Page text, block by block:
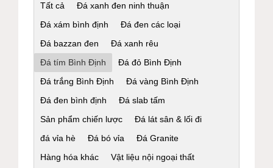
Tất cả
Đá xanh đen ninh thuận
Đá xám bình định
Đá đen các loại
Đá bazzan đen
Đá xanh rêu
Đá tím Bình Định
Đá đỏ Bình Định
Đá trắng Bình Định
Đá vàng Bình Định
Đá đen bình định
Đá slab tấm
Sản phẩm chiến lược
Đá lát sân & lối đi
đá vỉa hè
Đá bó vỉa
Đá Granite
Hàng hóa khác
Vật liệu nội ngoại thất